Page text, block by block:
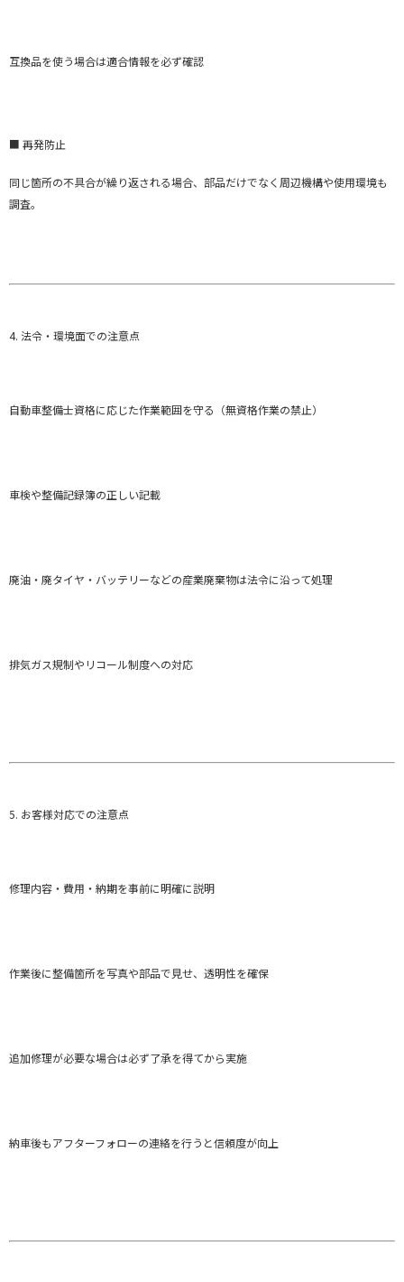
互換品を使う場合は適合情報を必ず確認
■ 再発防止
同じ箇所の不具合が繰り返される場合、部品だけでなく周辺機構や使用環境も
調査。
4. 法令・環境面での注意点
自動車整備士資格に応じた作業範囲を守る（無資格作業の禁止）
車検や整備記録簿の正しい記載
廃油・廃タイヤ・バッテリーなどの産業廃棄物は法令に沿って処理
排気ガス規制やリコール制度への対応
5. お客様対応での注意点
修理内容・費用・納期を事前に明確に説明
作業後に整備箇所を写真や部品で見せ、透明性を確保
追加修理が必要な場合は必ず了承を得てから実施
納車後もアフターフォローの連絡を行うと信頼度が向上